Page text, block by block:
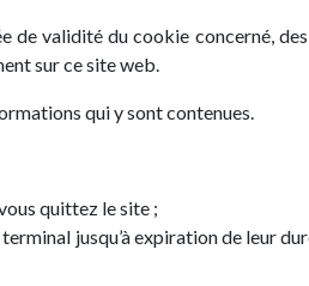
validité du cookie concerné,
sur ce site web.
qui y sont contenues.
quittez le site ;
jusqu’à expiration de leur